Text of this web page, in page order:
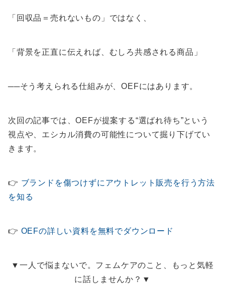
「回収品＝売れないもの」ではなく、
「背景を正直に伝えれば、むしろ共感される商品」
──そう考えられる仕組みが、OEFにはあります。
次回の記事では、OEFが提案する“選ばれ待ち”という
視点や、エシカル消費の可能性について掘り下げてい
きます。
👉 ブランドを傷つけずにアウトレット販売を行う方法
を知る
👉 OEFの詳しい資料を無料でダウンロード
▼一人で悩まないで。フェムケアのこと、もっと気軽
に話しませんか？▼